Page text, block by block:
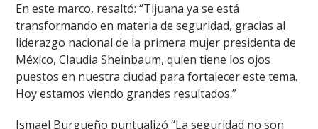
En este marco, resaltó: “Tijuana ya se está
transformando en materia de seguridad, gracias al
liderazgo nacional de la primera mujer presidenta de
México, Claudia Sheinbaum, quien tiene los ojos
puestos en nuestra ciudad para fortalecer este tema.
Hoy estamos viendo grandes resultados.”
Ismael Burgueño puntualizó “La seguridad no son